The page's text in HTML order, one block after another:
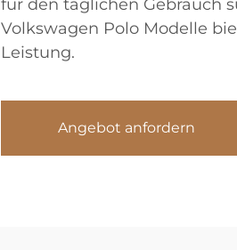
für den täglichen Gebrauch
Volkswagen Polo Modelle
Leistung.
Angebot anfordern